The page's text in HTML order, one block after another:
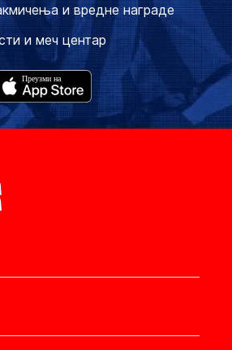
и вредне награде
и меч центар